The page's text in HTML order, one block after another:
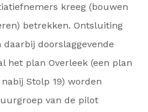
kreeg (bouwen
betrekken. Ontsluiting
doorslaggevende
het plan Overleek (een plan
Stolp 19) worden
van de pilot